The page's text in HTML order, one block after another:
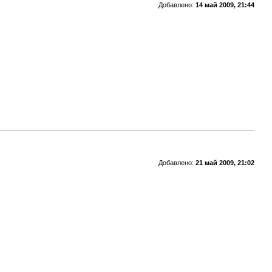
Добавлено: 14 май 2009, 21:44
Добавлено: 21 май 2009, 21:02